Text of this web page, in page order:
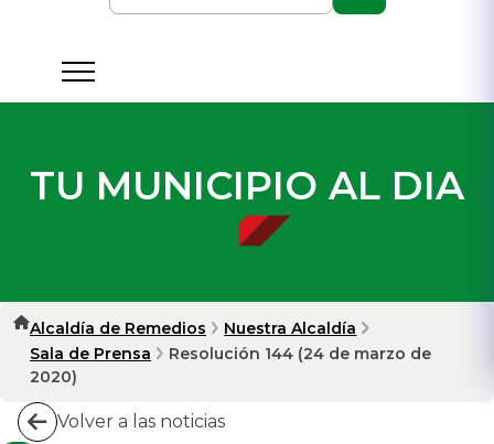
TU MUNICIPIO AL DIA
Alcaldía de Remedios
Nuestra Alcaldía
Sala de Prensa
Resolución 144 (24 de marzo de
2020)
Volver a las noticias